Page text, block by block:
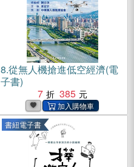
8.從無人機搶進低空經濟(電
子書)
7
385
書紐電子書